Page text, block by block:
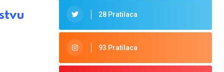
28 Pratilaca
93 Pratilaca